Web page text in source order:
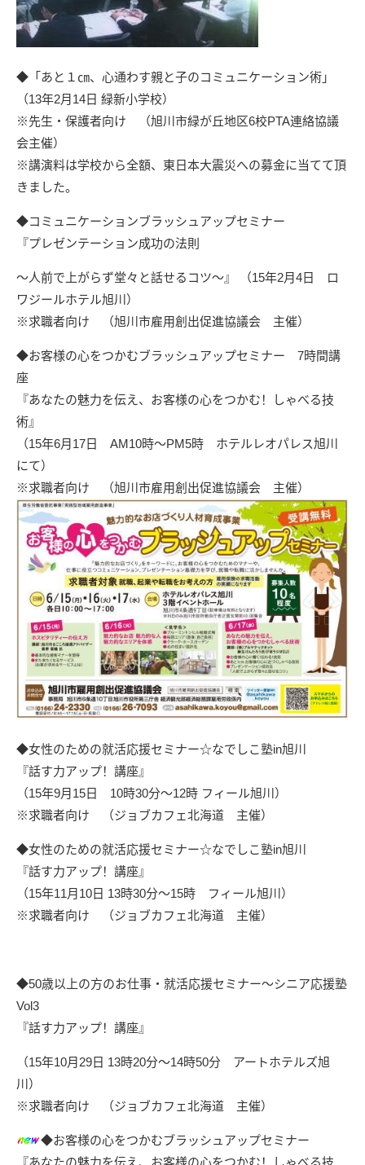
◆「あと１㎝、心通わす親と子のコミュニケーション術」
（13年2月14日 緑新小学校）
※先生・保護者向け （旭川市緑が丘地区6校PTA連絡協議
会主催）
※講演料は学校から全額、東日本大震災への募金に当てて頂
きました。
◆コミュニケーションブラッシュアップセミナー
『プレゼンテーション成功の法則
～人前で上がらず堂々と話せるコツ～』 （15年2月4日 ロ
ワジールホテル旭川）
※求職者向け （旭川市雇用創出促進協議会 主催）
◆お客様の心をつかむブラッシュアップセミナー 7時間講
座
『あなたの魅力を伝え、お客様の心をつかむ！しゃべる技
術』
（15年6月17日 AM10時～PM5時 ホテルレオパレス旭川
にて）
※求職者向け （旭川市雇用創出促進協議会 主催）
◆女性のための就活応援セミナー☆なでしこ塾in旭川
『話す力アップ！講座』
（15年9月15日 10時30分～12時 フィール旭川）
※求職者向け （ジョブカフェ北海道 主催）
◆女性のための就活応援セミナー☆なでしこ塾in旭川
『話す力アップ！講座』
（15年11月10日 13時30分～15時 フィール旭川）
※求職者向け （ジョブカフェ北海道 主催）
◆50歳以上の方のお仕事・就活応援セミナー～シニア応援塾
Vol3
『話す力アップ！講座』
（15年10月29日 13時20分～14時50分 アートホテルズ旭
川）
※求職者向け （ジョブカフェ北海道 主催）
◆お客様の心をつかむブラッシュアップセミナー